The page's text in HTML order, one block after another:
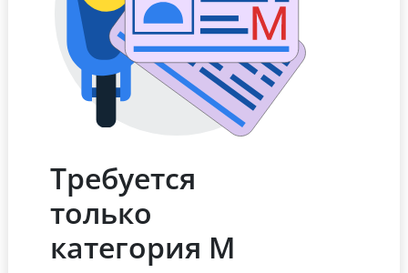
Требуется
только
категория М